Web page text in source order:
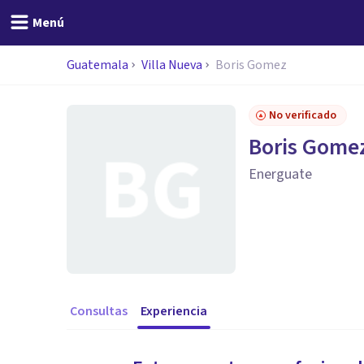
Menú
Guatemala Villa Nueva Boris Gomez
No verificado
Boris
Energuate
Consultas Experiencia